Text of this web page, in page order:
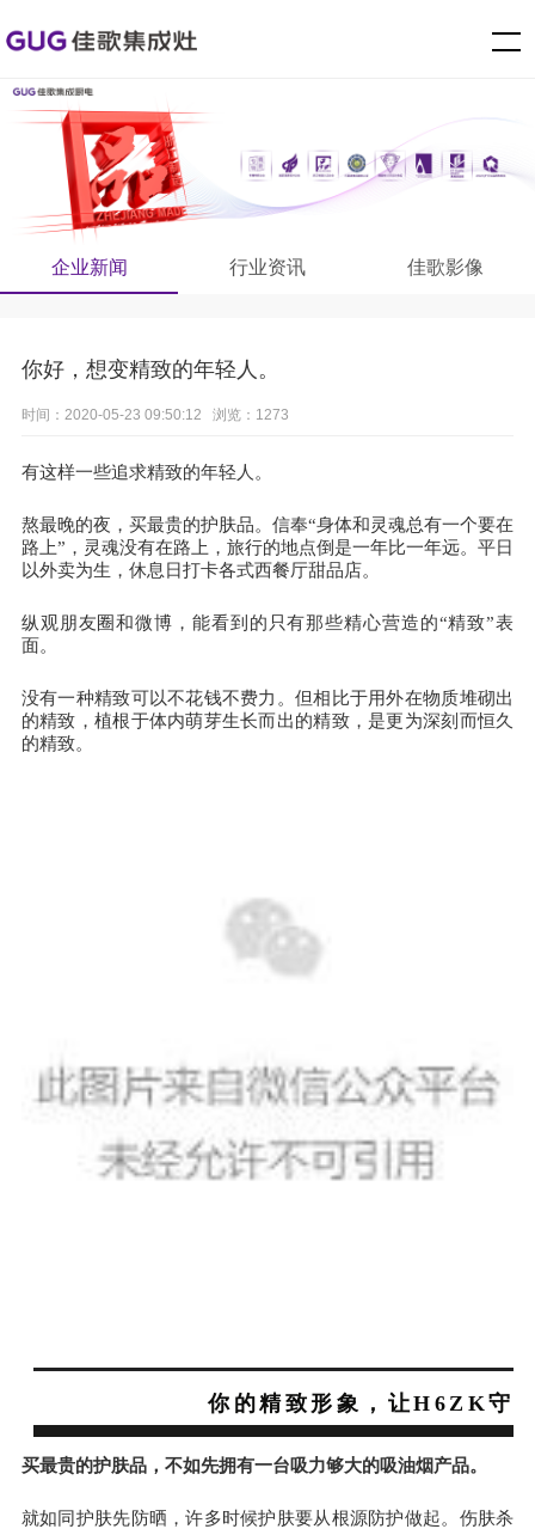
企业新闻 行业资讯 佳歌影像
你好，想变精致的年轻人。
时间：2020-05-23 09:50:12 浏览：1273
有这样一些追求精致的年轻人。
熬最晚的夜，买最贵的护肤品。信奉“身体和灵魂总有一个要在
路上”，灵魂没有在路上，旅行的地点倒是一年比一年远。平日
以外卖为生，休息日打卡各式西餐厅甜品店。
纵观朋友圈和微博，能看到的只有那些精心营造的“精致”表
面。
没有一种精致可以不花钱不费力。但相比于用外在物质堆砌出
的精致，植根于体内萌芽生长而出的精致，是更为深刻而恒久
的精致。
你的精致形象，让H6ZK守
买最贵的护肤品，不如先拥有一台吸力够大的吸油烟产品。
就如同护肤先防晒，许多时候护肤要从根源防护做起。伤肤杀